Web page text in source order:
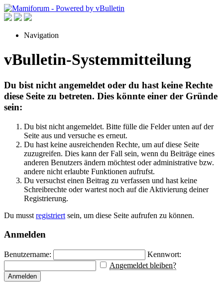
Navigation
vBulletin-Systemmitteilung
Du bist nicht angemeldet oder du hast keine Rechte
diese Seite zu betreten. Dies könnte einer der Gründe
sein:
Du bist nicht angemeldet. Bitte fülle die Felder unten auf der
Seite aus und versuche es erneut.
Du hast keine ausreichenden Rechte, um auf diese Seite
zuzugreifen. Dies kann der Fall sein, wenn du Beiträge eines
anderen Benutzers ändern möchtest oder administrative bzw.
andere nicht erlaubte Funktionen aufrufst.
Du versuchst einen Beitrag zu verfassen und hast keine
Schreibrechte oder wartest noch auf die Aktivierung deiner
Registrierung.
Du musst registriert sein, um diese Seite aufrufen zu können.
Anmelden
Benutzername:
Kennwort:
Angemeldet bleiben?
Anmelden